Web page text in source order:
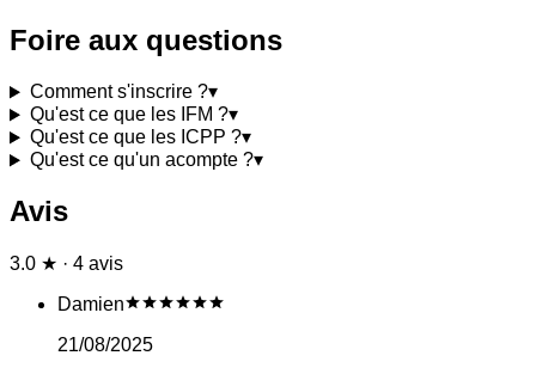
Foire aux questions
Comment s'inscrire ?▾
Qu'est ce que les IFM ?▾
Qu'est ce que les ICPP ?▾
Qu'est ce qu'un acompte ?▾
Avis
3.0 ★ · 4 avis
Damien
21/08/2025